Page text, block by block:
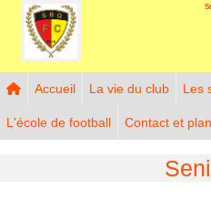
Accueil La vie du club Les
L'école de football Contact et plan
Panneau de gestion des cookies